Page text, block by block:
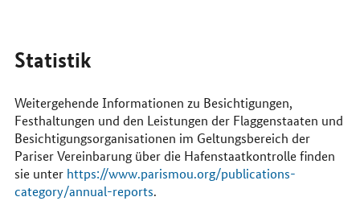
Statistik
Weitergehende Informationen zu Besichtigungen,
Festhaltungen und den Leistungen der Flaggenstaaten und
Besichtigungsorganisationen im Geltungsbereich der
Pariser Vereinbarung über die Hafenstaatkontrolle finden
sie unter https://www.parismou.org/publications-
category/annual-reports.